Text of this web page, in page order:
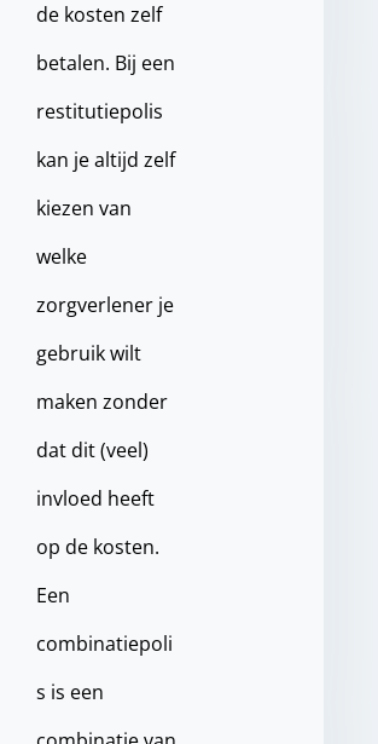
de kosten zelf
betalen. Bij een
restitutiepolis
kan je altijd zelf
kiezen van
welke
zorgverlener je
gebruik wilt
maken zonder
dat dit (veel)
invloed heeft
op de kosten.
Een
combinatiepoli
s is een